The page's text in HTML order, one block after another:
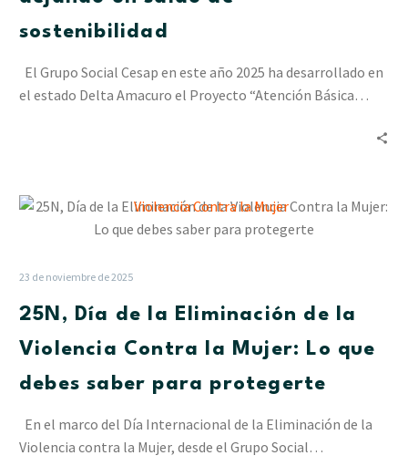
dejando
un
sostenibilidad
El Grupo Social Cesap en este año 2025 ha desarrollado en
el estado Delta Amacuro el Proyecto “Atención Básica…
25N,
Día
de
la
Contra
Mujer:
Lo
23 de noviembre de 2025
25N, Día de la Eliminación de la
Violencia Contra la Mujer: Lo que
debes saber para protegerte
En el marco del Día Internacional de la Eliminación de la
Violencia contra la Mujer, desde el Grupo Social…